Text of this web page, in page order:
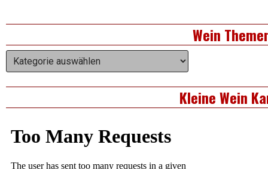
Richter
Beiträge
Right
Asides
Wein
Wein
Themen
Kleine Wein